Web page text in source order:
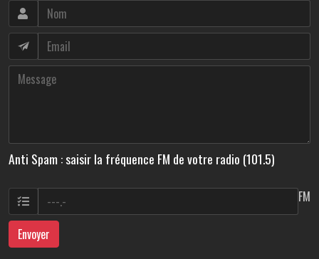
Anti Spam : saisir la fréquence FM de votre radio (101.5)
FM
Envoyer